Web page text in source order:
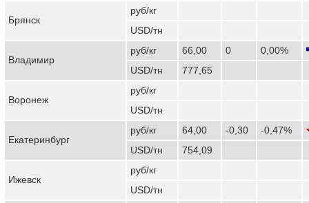
Брянск
руб/кг
USD/тн
Владимир
руб/кг 66,00 0
0,00%
USD/тн
777,65
Воронеж
руб/кг
USD/тн
Екатеринбург
руб/кг 64,00 -0,30
-0,47%
USD/тн
754,09
Ижевск
руб/кг
USD/тн